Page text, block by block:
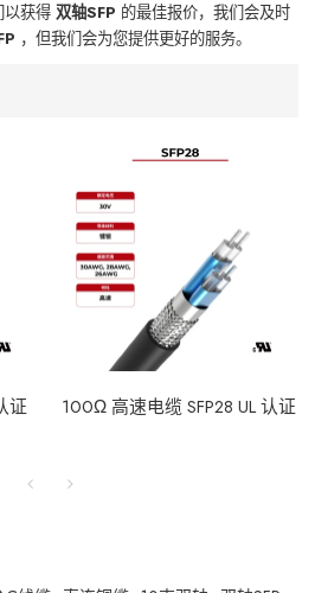
以获得双轴SFP 的最佳报价，我们会及时
，但我们会为您提供更好的服务。
证 100Ω 高速电缆 SFP28 UL 认证